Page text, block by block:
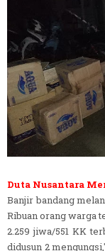
Duta Nusantara
Banjir bandang
Ribuan orang warga
2.259 jiwa/551 KK
didusun 2